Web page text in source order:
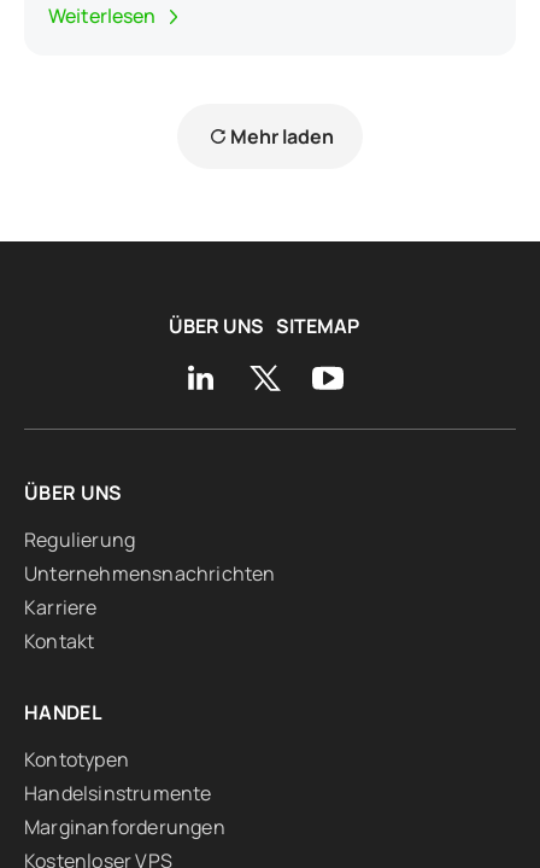
Weiterlesen
Mehr laden
ÜBER UNS SITEMAP
ÜBER UNS
Regulierung
Unternehmensnachrichten
Karriere
Kontakt
HANDEL
Kontotypen
Handelsinstrumente
Marginanforderungen
Kostenloser VPS